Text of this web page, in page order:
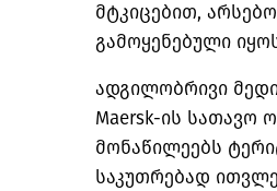
მტკიცებით,
გამოყენებული
ადგილობრივი
Maersk-ის სათავო
მონაწილეებს
საკუთრებად